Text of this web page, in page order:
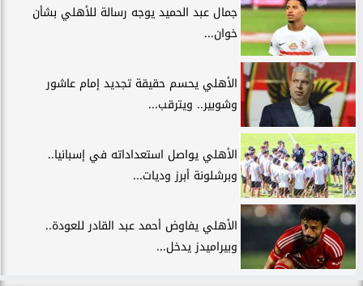
جمال عبد الحميد يوجه رسالة للأهلي بشأن
خوان...
الأهلي يحسم حقيقة تجديد إمام عاشور
وشوبير.. ويترقب...
الأهلي يواصل استعداداته في إسبانيا..
وبرشلونة أبرز وديات...
الأهلي يفاوض أحمد عبد القادر للعودة..
وبيراميدز يدخل...